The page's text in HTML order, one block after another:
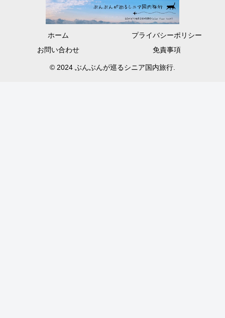
ホーム
プライバシーポリシー
お問い合わせ
免責事項
© 2024 ぶんぶんが巡るシニア国内旅行.